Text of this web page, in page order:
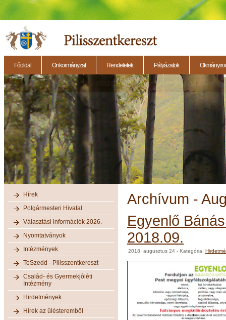
Főoldal Önkormányzat Rendeletek Pályázatok
2014.11.27. - Testületi ülés 2014.12.28. - Testületi ülés 2014.11.13. - Testületi
Hírek
Polgármesteri Hivatal
Választási információk 2026.
Nyomtatványok
Intézmények
TeSzedd - Pilisszentkereszt
Család- és Gyermekjóléti
Intézmény
Hirdetmények
Hírek az ülésteremből
Archívum -
Egyenlő
2018.09.
2018. augusztus 24 - Kategória: